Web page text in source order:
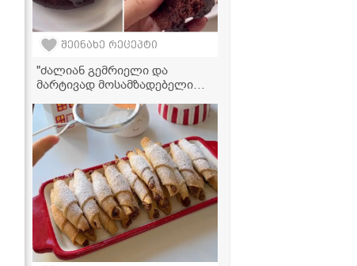
შეინახე რეცეპტი
"ძალიან გემრიელი და
მარტივად მოსამზადებელი
ინგრედიენტებიც,
დარწმუნებული ვარ,
აუცილებლად მოგეპოვებათ
სახლში" - მკითხველის
ვიდეორეცეპტი